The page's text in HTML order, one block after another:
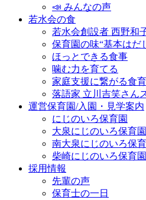
📣 みんなの声
若水会の食
若水会創設者 西野和
保育園の味“基本はだ
ほっとできる食事
噛む力を育てる
家庭支援に繋がる食
落語家 立川吉笑さん
運営保育園/入園・見学案内
にじのいろ保育園
大泉にじのいろ保育園
南大泉にじのいろ保
柴崎にじのいろ保育園
採用情報
先輩の声
保育士の一日